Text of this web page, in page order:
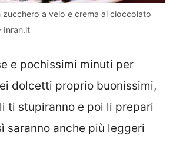
zucchero a velo e crema al cioccolato
Inran.it
e pochissimi minuti per
dolcetti proprio buonissimi,
ti stupiranno e poi li prepari
saranno anche più leggeri